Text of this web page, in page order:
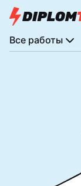
Все работы